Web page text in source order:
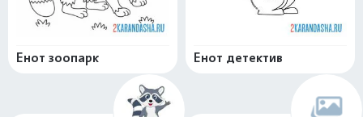
Енот зоопарк Енот детектив